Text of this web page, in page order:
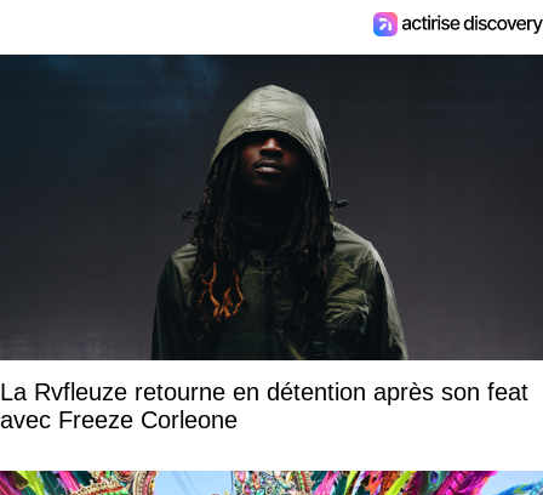
La Rvfleuze retourne en détention après son feat
avec Freeze Corleone